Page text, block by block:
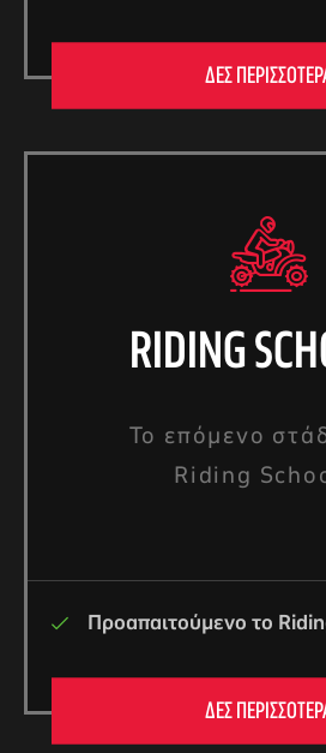
ΔΕΣ
RIDING
Το επόμενο
Riding
Προαπαιτούμενο το
ΔΕΣ